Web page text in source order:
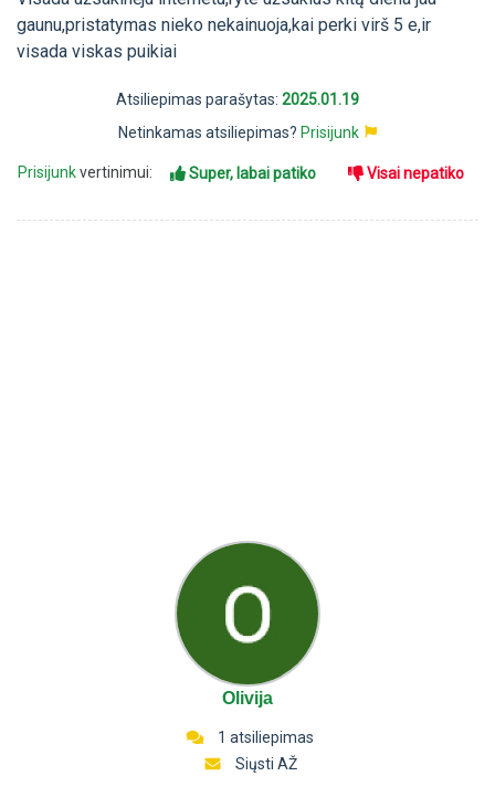
gaunu,pristatymas nieko nekainuoja,kai perki virš 5 e,ir
visada viskas puikiai
Atsiliepimas parašytas: 2025.01.19
Netinkamas atsiliepimas? Prisijunk
Prisijunkvertinimui: Super, labai patiko Visai nepatiko
Olivija
1 atsiliepimas
Siųsti AŽ